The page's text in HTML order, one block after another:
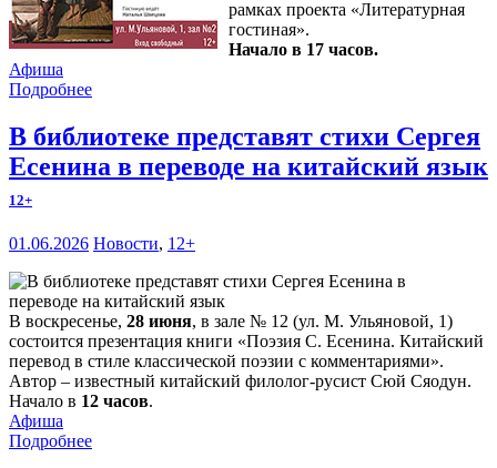
рамках проекта «Литературная
гостиная».
Начало в 17 часов.
Афиша
Подробнее
В библиотеке представят стихи Сергея
Есенина в переводе на китайский язык
12+
01.06.2026 Новости, 12+
В воскресенье, 28 июня, в зале № 12 (ул. М. Ульяновой, 1)
состоится презентация книги «Поэзия С. Есенина. Китайский
перевод в стиле классической поэзии с комментариями».
Автор – известный китайский филолог-русист Сюй Сяодун.
Начало в 12 часов.
Афиша
Подробнее